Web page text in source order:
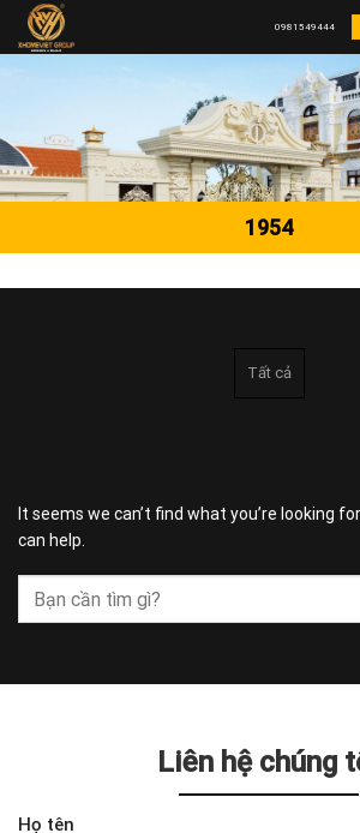
Skip
0981549444
1954
Tất cả
It seems we can’t find what you’re looking
can help.
Liên hệ chúng
Họ tên